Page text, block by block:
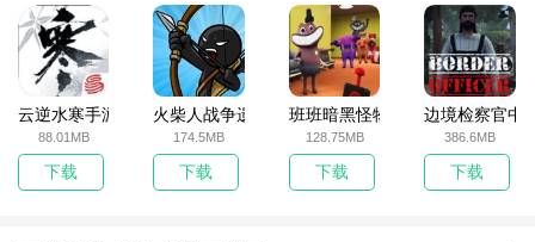
云逆水寒手游
88.01MB
下载
火柴人战争遗产无敌版
174.5MB
下载
班班暗黑怪物生存挑战5
128.75MB
下载
边境检察官中
386.6MB
下载